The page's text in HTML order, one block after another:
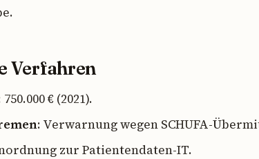
Verfahren
750.000 € (2021).
: Verwarnung wegen SCHUFA-
zur Patientendaten-IT.